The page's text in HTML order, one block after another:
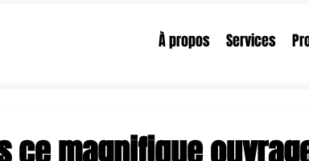
À propos Services